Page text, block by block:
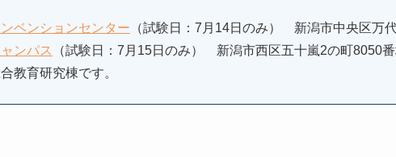
ベンションセンター （試験日：7月14日のみ） 新潟市中央区万
ンパス
（試験日：7月15日のみ） 新潟市西区五十嵐2の町8050
教育研究棟です。